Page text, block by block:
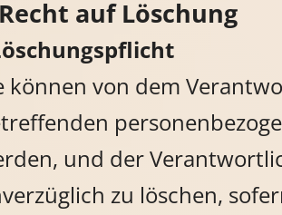
Recht auf Löschung
können von dem
und der
zu löschen,